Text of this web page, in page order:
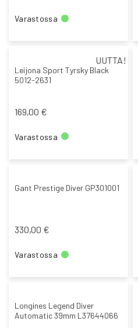
Varastossa
UUTTA!
Leijona Sport Tyrsky Black
5012-2631
169,00 €
Varastossa
Gant Prestige Diver GP301001
330,00 €
Varastossa
Longines Legend Diver
Automatic 39mm L37644066